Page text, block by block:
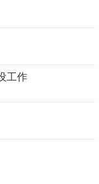
工作